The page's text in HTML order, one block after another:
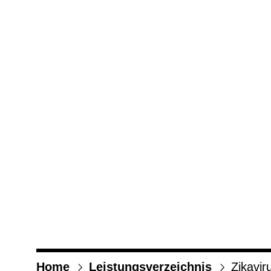
Home Leis­tungs­ver­zeich­nis